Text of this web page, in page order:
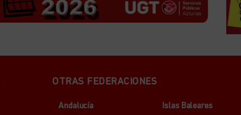
OTRAS FEDERACIONES
Andalucía
Islas Baleares